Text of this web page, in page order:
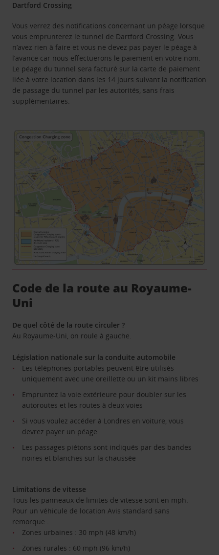
Dartford Crossing
Vous verrez des notifications concernant un péage lorsque
vous emprunterez le tunnel de Dartford Crossing. Vous
n’avez rien à faire et vous ne devez pas payer le péage à
l’avance car nous effectuerons le paiement en votre nom.
Le péage du tunnel sera facturé sur la carte de paiement
liée à votre location dans les 14 jours suivant la notification
de passage du tunnel par les autorités, sans frais
supplémentaires.
Code de la route au Royaume-
Uni
De quel côté de la route circuler ?
Au Royaume-Uni, on roule à gauche.
Législation nationale sur la conduite automobile
Les téléphones portables peuvent être utilisés
uniquement avec une oreillette ou un kit mains libres
Empruntez la voie extérieure pour doubler sur les
autoroutes et les routes à deux voies
Si vous voulez accéder à Londres en voiture, vous
devrez payer un péage
Les passages piétons sont indiqués par des bandes
noires et blanches sur la chaussée
Limitations de vitesse
Tous les panneaux de limites de vitesse sont en mph.
Pour un véhicule de location Avis standard sans
remorque :
Zones urbaines : 30 mph (48 km/h)
Zones rurales : 60 mph (96 km/h)